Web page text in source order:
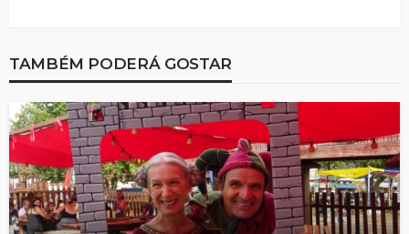
TAMBÉM PODERÁ GOSTAR